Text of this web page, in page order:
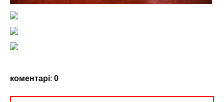
коментарі: 0